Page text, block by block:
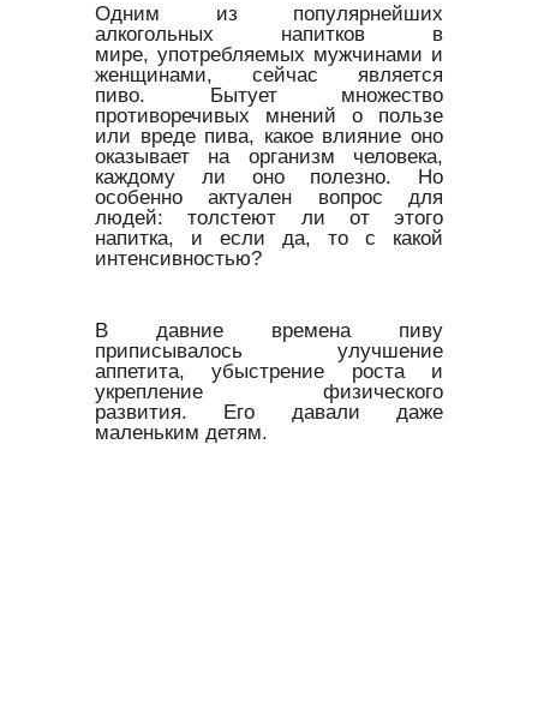
Одним из популярнейших
алкогольных напитков в
мире, употребляемых мужчинами и
женщинами, сейчас является
пиво. Бытует множество
противоречивых мнений о пользе
или вреде пива, какое влияние оно
оказывает на организм человека,
каждому ли оно полезно. Но
особенно актуален вопрос для
людей: толстеют ли от этого
напитка, и если да, то с какой
интенсивностью?
В давние времена пиву
приписывалось улучшение
аппетита, убыстрение роста и
укрепление физического
развития. Его давали даже
маленьким детям.